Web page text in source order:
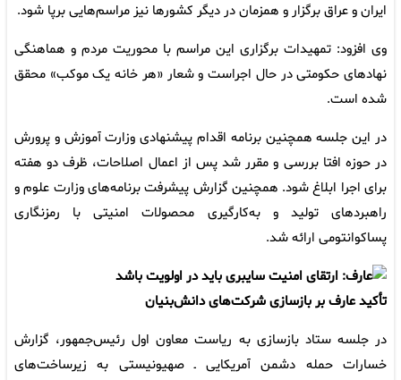
ایران و عراق برگزار و همزمان در دیگر کشورها نیز مراسم‌هایی برپا شود.
وی افزود: تمهیدات برگزاری این مراسم با محوریت مردم و هماهنگی
نهادهای حکومتی در حال اجراست و شعار «هر خانه یک موکب» محقق
شده است.
در این جلسه همچنین برنامه اقدام پیشنهادی وزارت آموزش و پرورش
در حوزه افتا بررسی و مقرر شد پس از اعمال اصلاحات، ظرف دو هفته
برای اجرا ابلاغ شود. همچنین گزارش پیشرفت برنامه‌های وزارت علوم و
راهبردهای تولید و به‌کارگیری محصولات امنیتی با رمزنگاری
پساکوانتومی ارائه شد.
تأکید عارف بر بازسازی شرکت‌های دانش‌بنیان
در جلسه ستاد بازسازی به ریاست معاون اول رئیس‌جمهور، گزارش
خسارات حمله دشمن آمریکایی ـ صهیونیستی به زیرساخت‌های